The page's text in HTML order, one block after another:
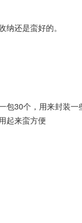
纳还是蛮好的。
包30个，用来封装
起来蛮方便